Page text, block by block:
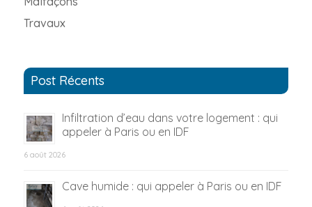
Travaux
Post Récents
Infiltration d’eau dans votre logement : qui
appeler à Paris ou en IDF
6 août 2026
Cave humide : qui appeler à Paris ou en IDF